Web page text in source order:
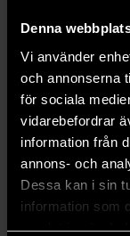
Denna
Vi använder
och annonserna
för sociala
vidarebefordrar
information från
annons- och
Dessa kan i sin
information som
samlat in när du
Ink &
Ink
Iron